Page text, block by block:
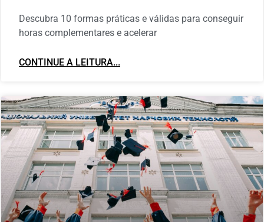
Descubra 10 formas práticas e válidas para conseguir
horas complementares e acelerar
CONTINUE A LEITURA...